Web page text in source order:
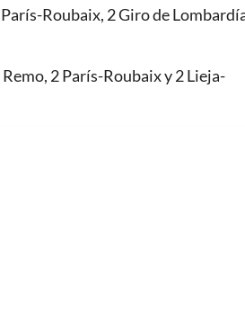
Roubaix, 2 Giro de
2 París-Roubaix y 2 Lieja-